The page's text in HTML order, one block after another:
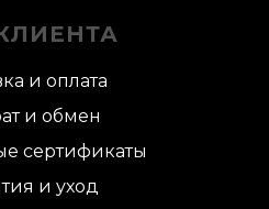
и оплата
и обмен
сертификаты
и уход